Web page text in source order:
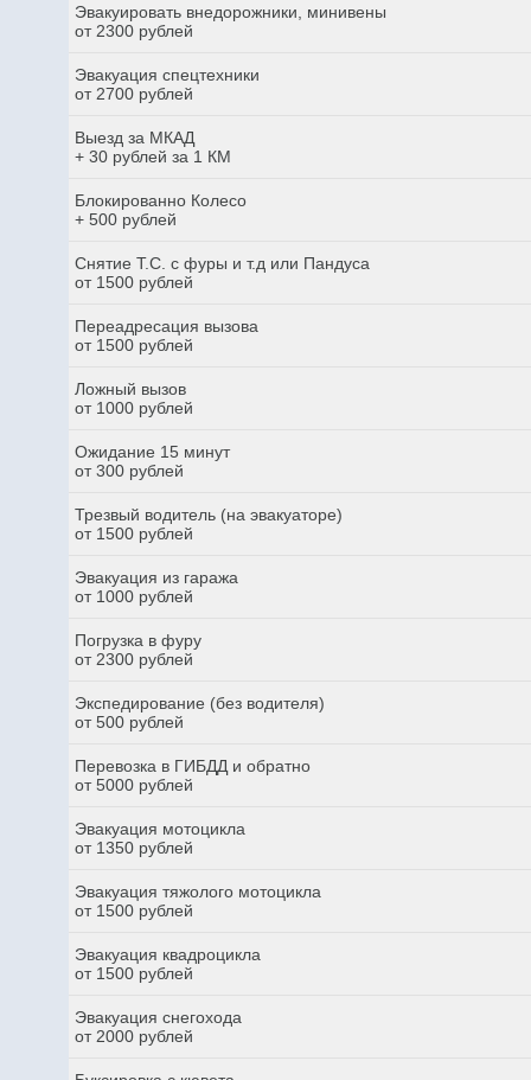
Эвакуировать внедорожники, минивены
от 2300 рублей
Эвакуация спецтехники
от 2700 рублей
Выезд за МКАД
+ 30 рублей за 1 КМ
Блокированно Колесо
+ 500 рублей
Снятие Т.С. с фуры и т.д или Пандуса
от 1500 рублей
Переадресация вызова
от 1500 рублей
Ложный вызов
от 1000 рублей
Ожидание 15 минут
от 300 рублей
Трезвый водитель (на эвакуаторе)
от 1500 рублей
Эвакуация из гаража
от 1000 рублей
Погрузка в фуру
от 2300 рублей
Экспедирование (без водителя)
от 500 рублей
Перевозка в ГИБДД и обратно
от 5000 рублей
Эвакуация мотоцикла
от 1350 рублей
Эвакуация тяжолого мотоцикла
от 1500 рублей
Эвакуация квадроцикла
от 1500 рублей
Эвакуация снегохода
от 2000 рублей